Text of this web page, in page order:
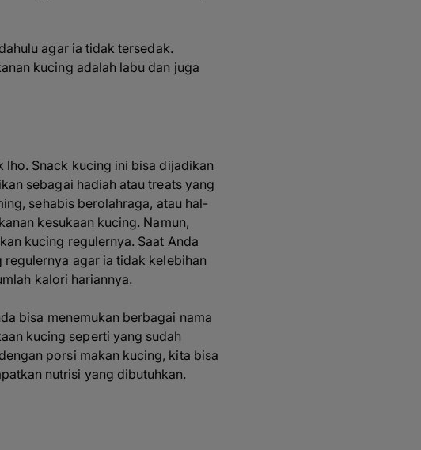
agar ia tidak tersedak.
kucing adalah labu dan juga
lho. Snack kucing ini bisa dijadikan
sebagai hadiah atau treats yang
sehabis berolahraga, atau hal-
kesukaan kucing. Namun,
kucing regulernya. Saat Anda
agar ia tidak kelebihan
kalori hariannya.
bisa menemukan berbagai nama
kucing seperti yang sudah
porsi makan kucing, kita bisa
nutrisi yang dibutuhkan.